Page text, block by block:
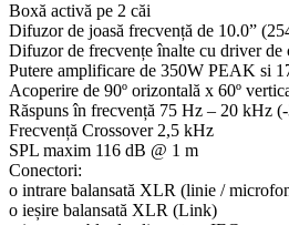
Boxă activă pe 2 căi
Difuzor de joasă frecvență de 10.0”
Difuzor de frecvențe înalte cu driver
Putere amplificare de 350W PEAK si
Acoperire de 90º orizontală x 60º
Răspuns în frecvență 75 Hz – 20 kHz
Frecvență Crossover 2,5 kHz
SPL maxim 116 dB @ 1 m
Conectori:
o intrare balansată XLR (linie /
o ieșire balansată XLR (Link)